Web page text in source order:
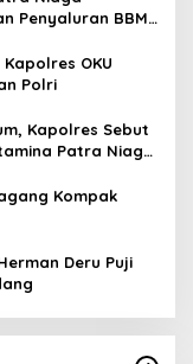
Penyaluran BBM
OKU
Polri
Kapolres Sebut
Patra Niaga
Kompak
Deru Puji